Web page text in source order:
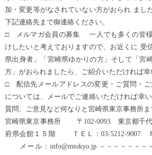
加・変更等がなされていない方がおられ まし
下記連絡先まで御連絡ください。
□ メルマガ会員の募集 一人でも多くの皆様
けしたいと考えておりますので、お近くに 受
県出身者」「宮崎県ゆかりの方」そして「宮
方」がおられましたら、ご紹介いただければ幸
□ 配信先メールアドレスの変更・ご質問・
については、メールでご連絡いただければ
質問、ご意見など何なりと宮崎県東京事務所ま
宮崎県東京事務所 〒102-0093 東京都千代
府県会館１５階 ＴＥＬ：03-5212-9007 Ｆ
メール：info@mtokyo.jp －－－－－－－－